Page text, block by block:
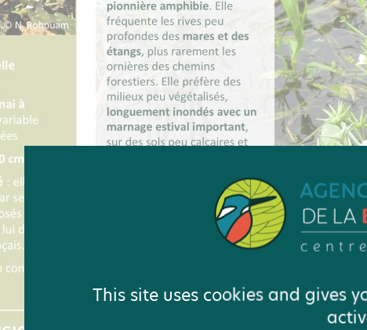
This site uses cookies and gives